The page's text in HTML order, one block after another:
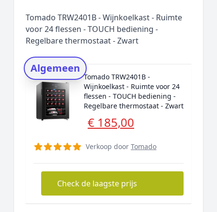
Onderzoeksmethode
Alternatieven
Prijsniveaus
Tomado TRW2401B - Wijnkoelkast - Ruimte
voor 24 flessen - TOUCH bediening -
Regelbare thermostaat - Zwart
Algemeen
Tomado TRW2401B -
Wijnkoelkast - Ruimte voor 24
flessen - TOUCH bediening -
Regelbare thermostaat - Zwart
€ 185,00
Verkoop door Tomado
Check de laagste prijs